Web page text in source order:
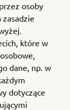
osoby
zasadzie
które w
dane, np. w
dotyczące